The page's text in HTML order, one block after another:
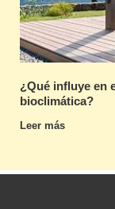
¿Qué influye en
bioclimática?
Leer más